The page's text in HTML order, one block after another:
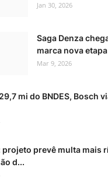
Jan 30, 2026
Saga Denza
marca nova
Mar 9, 2026
mi do BNDES, Bosch
projeto prevê multa mais
d...